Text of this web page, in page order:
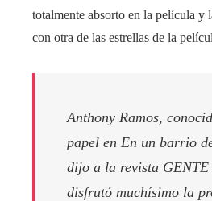
totalmente absorto en la película y
con otra de las estrellas de la
Anthony Ramos,
papel en En un barrio
dijo a la revista GENTE
disfrutó muchísimo la